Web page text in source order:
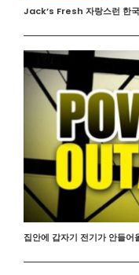
Jack’s Fresh 자랑스런 한
집안에 갑자기 전기가 안들